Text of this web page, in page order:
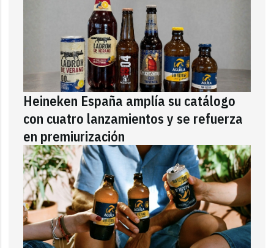
Heineken España amplía su catálogo
con cuatro lanzamientos y se refuerza
en premiurización